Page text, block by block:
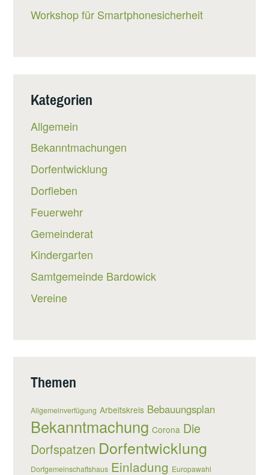
Workshop für Smartphonesicherheit
Kategorien
Allgemein
Bekanntmachungen
Dorfentwicklung
Dorfleben
Feuerwehr
Gemeinderat
Kindergarten
Samtgemeinde Bardowick
Vereine
Themen
Allgemeinverfügung Arbeitskreis Bebauungsplan
Bekanntmachung Corona Die
Dorfspatzen Dorfentwicklung
Dorfgemeinschaftshaus Einladung Europawahl